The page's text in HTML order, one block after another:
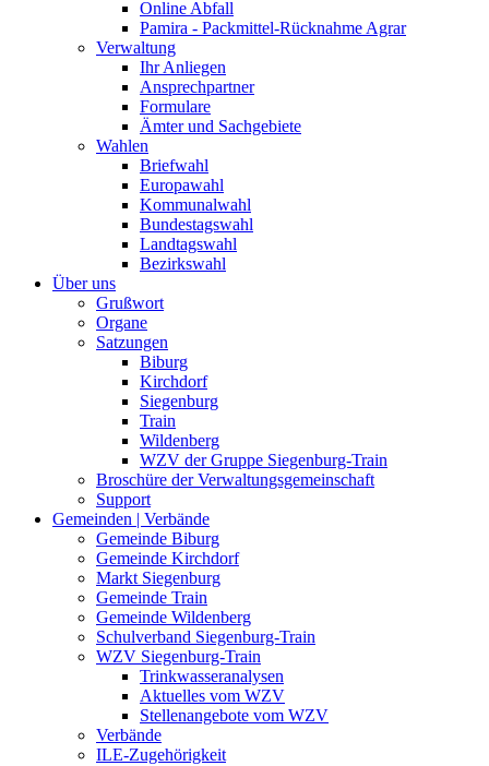
Online Abfall
Pamira - Packmittel-Rücknahme Agrar
Verwaltung
Ihr Anliegen
Ansprechpartner
Formulare
Ämter und Sachgebiete
Wahlen
Briefwahl
Europawahl
Kommunalwahl
Bundestagswahl
Landtagswahl
Bezirkswahl
Über uns
Grußwort
Organe
Satzungen
Biburg
Kirchdorf
Siegenburg
Train
Wildenberg
WZV der Gruppe Siegenburg-Train
Broschüre der Verwaltungsgemeinschaft
Support
Gemeinden | Verbände
Gemeinde Biburg
Gemeinde Kirchdorf
Markt Siegenburg
Gemeinde Train
Gemeinde Wildenberg
Schulverband Siegenburg-Train
WZV Siegenburg-Train
Trinkwasseranalysen
Aktuelles vom WZV
Stellenangebote vom WZV
Verbände
ILE-Zugehörigkeit